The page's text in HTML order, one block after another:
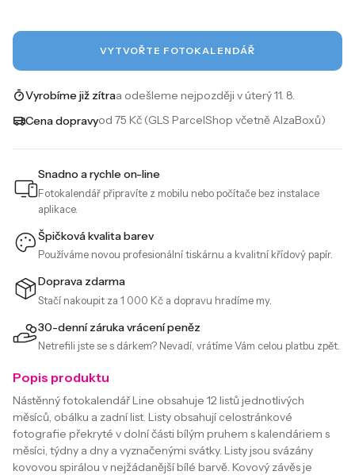
VYTVOŘTE FOTOKALENDÁŘ
Vyrobíme již zítraa odešleme nejpozději v úterý 11. 8.
Cena dopravyod 75 Kč (GLS ParcelShop včetně AlzaBoxů)
Snadno a rychle on-line
Fotokalendář připravíte z mobilu nebo počítače bez instalace
aplikace.
Špičková kvalita barev
Používáme novou profesionální tiskárnu a kvalitní křídový papír.
Doprava zdarma
Stačí nakoupit za 1 000 Kč a dopravu hradíme my.
30-denní záruka vrácení peněz
Netrefili jste se s dárkem? Nevadí, vrátíme Vám celou platbu zpět.
Popis produktu
Nástěnný fotokalendář Line obsahuje 12 listů jednotlivých
měsíců, obálku a zadní list. Listy obsahují celostránkové
fotografie překryté v dolní části bílým pruhem s kalendáriem s
měsíci, týdny a dny a vyznačenými svátky. Listy jsou svázány
kovovou spirálou v nejžádanější bílé barvě. Kovový závěs je